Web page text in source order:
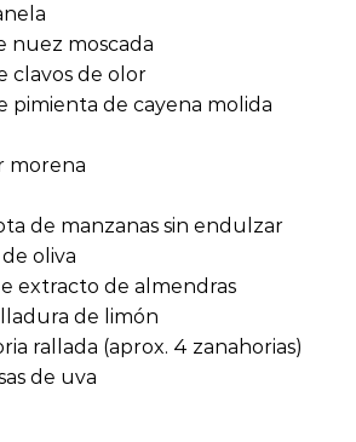
nuez moscada
clavos de olor
pimienta de cayena molida
morena
de manzanas sin endulzar
oliva
extracto de almendras
de limón
rallada (aprox. 4 zanahorias)
de uva